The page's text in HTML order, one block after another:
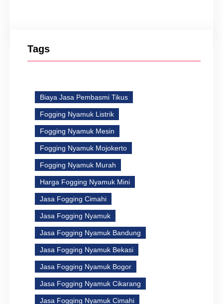
Tags
Biaya Jasa Pembasmi Tikus
Fogging Nyamuk Listrik
Fogging Nyamuk Mesin
Fogging Nyamuk Mojokerto
Fogging Nyamuk Murah
Harga Fogging Nyamuk Mini
Jasa Fogging Cimahi
Jasa Fogging Nyamuk
Jasa Fogging Nyamuk Bandung
Jasa Fogging Nyamuk Bekasi
Jasa Fogging Nyamuk Bogor
Jasa Fogging Nyamuk Cikarang
Jasa Fogging Nyamuk Cimahi